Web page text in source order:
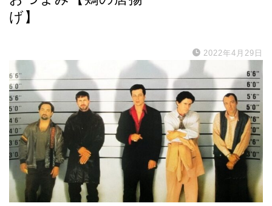
げ】
2022年4月29日